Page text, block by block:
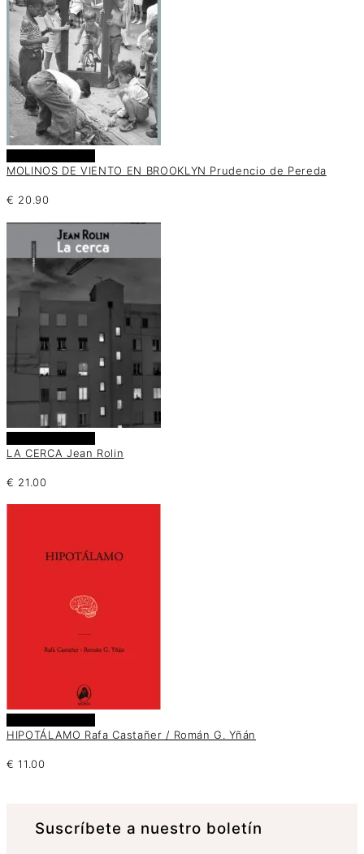
MOLINOS DE VIENTO EN BROOKLYN Prudencio de Pereda
€ 20.90
LA CERCA Jean Rolin
€ 21.00
HIPOTÁLAMO Rafa Castañer / Román G. Yñán
€ 11.00
Suscrí­bete a nuestro boletín